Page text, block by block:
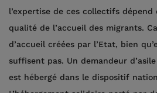
l’expertise de ces collectifs
qualité de l’accueil des migrants.
d’accueil créées par l’Etat, bien
suffisent pas. Un demandeur
est hébergé dans le dispositif